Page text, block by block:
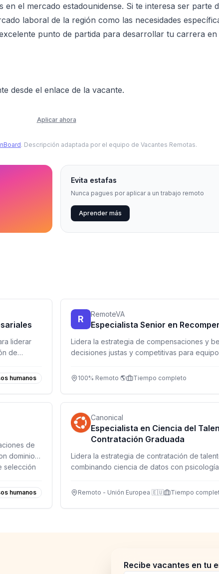
en el mercado estadounidense. Si te interesa ser parte
laboral de la región como las necesidades
punto de partida para desarrollar tu carrera en
desde el enlace de la vacante.
Aplicar ahora
. Descripción adaptada por el equipo de Vacantes Remotas.
Evita estafas
Nunca pagues por aplicar a un trabajo remoto
Aprender más
liderar
de
humanos
R RemoteVA
Especialista Senior en
Lidera la estrategia de compensaciones y
decisiones justas y competitivas para
100% Remoto 🌎 Tiempo completo
de
dominio
selección
humanos
Canonical
Especialista en Ciencia del
Contratación Graduada
Lidera la estrategia de contratación de
combinando ciencia de datos con
Remoto - Unión Europea 🇪🇺 Tiempo
Recibe vacantes en tu